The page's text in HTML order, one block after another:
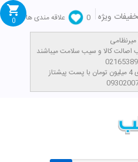
ویژه 0
علاقه مندی ها
0